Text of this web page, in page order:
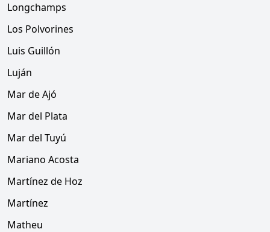
Longchamps
Los Polvorines
Luis Guillón
Luján
Mar de Ajó
Mar del Plata
Mar del Tuyú
Mariano Acosta
Martínez de Hoz
Martínez
Matheu